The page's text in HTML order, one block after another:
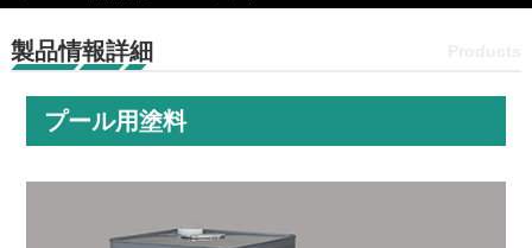
製品情報詳細
プール用塗料